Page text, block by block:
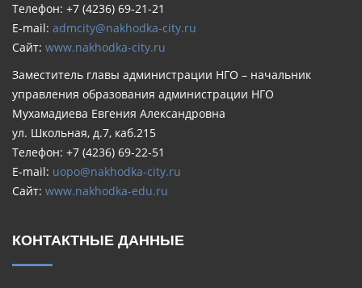
Телефон: +7 (4236) 69-21-21
E-mail: admcity@nakhodka-city.ru
Сайт: www.nakhodka-city.ru
Заместитель главы администрации НГО – начальник
управления образования администрации НГО
Мухамадиева Евгения Александровна
ул. Школьная, д.7, каб.215
Телефон: +7 (4236) 69-22-51
E-mail: uopo@nakhodka-city.ru
Сайт: www.nakhodka-edu.ru
КОНТАКТНЫЕ ДАННЫЕ